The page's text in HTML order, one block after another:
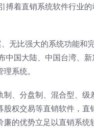
着直销系统软件行业
无比强大的系统功能和
国大陆、中国台湾、
系统。
、分盘制、混合型、
权交易等直销软件，
的优势立足以直销系